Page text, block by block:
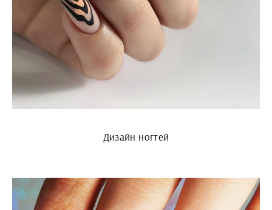
Дизайн ногтей